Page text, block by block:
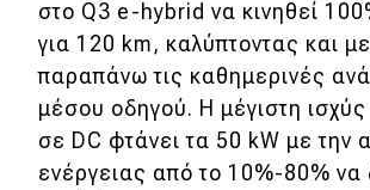
στο Q3 e-hybrid να κινηθεί
για 120 km, καλύπτοντας και
παραπάνω τις καθημερινές
μέσου οδηγού. Η μέγιστη
σε DC φτάνει τα 50 kW με την
ενέργειας από το 10%-80% να